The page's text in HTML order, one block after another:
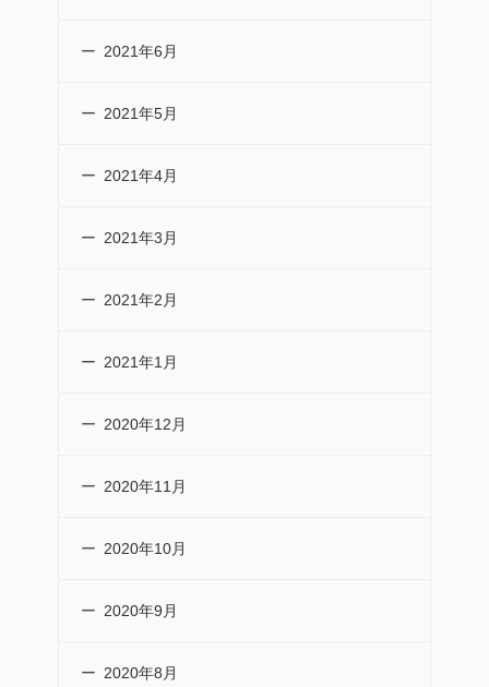
2021年6月
2021年5月
2021年4月
2021年3月
2021年2月
2021年1月
2020年12月
2020年11月
2020年10月
2020年9月
2020年8月